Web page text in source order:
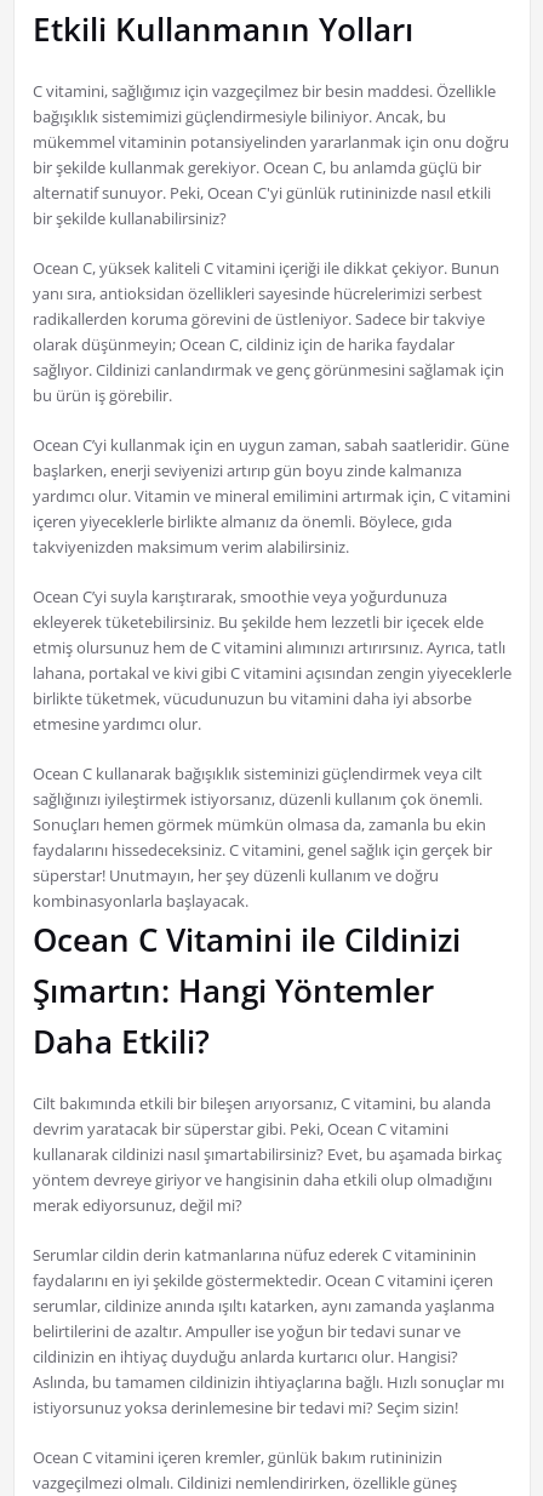
Etkili Kullanmanın Yolları
C vitamini, sağlığımız için vazgeçilmez bir besin maddesi. Özellikle
bağışıklık sistemimizi güçlendirmesiyle biliniyor. Ancak, bu
mükemmel vitaminin potansiyelinden yararlanmak için onu doğru
bir şekilde kullanmak gerekiyor. Ocean C, bu anlamda güçlü bir
alternatif sunuyor. Peki, Ocean C'yi günlük rutininizde nasıl etkili
bir şekilde kullanabilirsiniz?
Ocean C, yüksek kaliteli C vitamini içeriği ile dikkat çekiyor. Bunun
yanı sıra, antioksidan özellikleri sayesinde hücrelerimizi serbest
radikallerden koruma görevini de üstleniyor. Sadece bir takviye
olarak düşünmeyin; Ocean C, cildiniz için de harika faydalar
sağlıyor. Cildinizi canlandırmak ve genç görünmesini sağlamak için
bu ürün iş görebilir.
Ocean C’yi kullanmak için en uygun zaman, sabah saatleridir. Güne
başlarken, enerji seviyenizi artırıp gün boyu zinde kalmanıza
yardımcı olur. Vitamin ve mineral emilimini artırmak için, C vitamini
içeren yiyeceklerle birlikte almanız da önemli. Böylece, gıda
takviyenizden maksimum verim alabilirsiniz.
Ocean C’yi suyla karıştırarak, smoothie veya yoğurdunuza
ekleyerek tüketebilirsiniz. Bu şekilde hem lezzetli bir içecek elde
etmiş olursunuz hem de C vitamini alımınızı artırırsınız. Ayrıca, tatlı
lahana, portakal ve kivi gibi C vitamini açısından zengin yiyeceklerle
birlikte tüketmek, vücudunuzun bu vitamini daha iyi absorbe
etmesine yardımcı olur.
Ocean C kullanarak bağışıklık sisteminizi güçlendirmek veya cilt
sağlığınızı iyileştirmek istiyorsanız, düzenli kullanım çok önemli.
Sonuçları hemen görmek mümkün olmasa da, zamanla bu ekin
faydalarını hissedeceksiniz. C vitamini, genel sağlık için gerçek bir
süperstar! Unutmayın, her şey düzenli kullanım ve doğru
kombinasyonlarla başlayacak.
Ocean C Vitamini ile Cildinizi
Şımartın: Hangi Yöntemler
Daha Etkili?
Cilt bakımında etkili bir bileşen arıyorsanız, C vitamini, bu alanda
devrim yaratacak bir süperstar gibi. Peki, Ocean C vitamini
kullanarak cildinizi nasıl şımartabilirsiniz? Evet, bu aşamada birkaç
yöntem devreye giriyor ve hangisinin daha etkili olup olmadığını
merak ediyorsunuz, değil mi?
Serumlar cildin derin katmanlarına nüfuz ederek C vitamininin
faydalarını en iyi şekilde göstermektedir. Ocean C vitamini içeren
serumlar, cildinize anında ışıltı katarken, aynı zamanda yaşlanma
belirtilerini de azaltır. Ampuller ise yoğun bir tedavi sunar ve
cildinizin en ihtiyaç duyduğu anlarda kurtarıcı olur. Hangisi?
Aslında, bu tamamen cildinizin ihtiyaçlarına bağlı. Hızlı sonuçlar mı
istiyorsunuz yoksa derinlemesine bir tedavi mi? Seçim sizin!
Ocean C vitamini içeren kremler, günlük bakım rutininizin
vazgeçilmezi olmalı. Cildinizi nemlendirirken, özellikle güneş